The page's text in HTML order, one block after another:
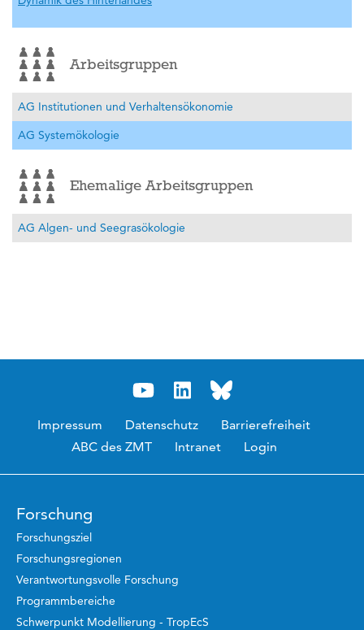
Arbeitsgruppen
AG Institutionen und Verhaltensökonomie
AG Systemökologie
Ehemalige Arbeitsgruppen
AG Algen- und Seegrasökologie
Impressum Datenschutz
Barrierefreiheit
ABC des ZMT
Intranet Login
Forschung
Forschungsziel
Forschungsregionen
Verantwortungsvolle Forschung
Programmbereiche
Schwerpunkt Modellierung - TropEcS